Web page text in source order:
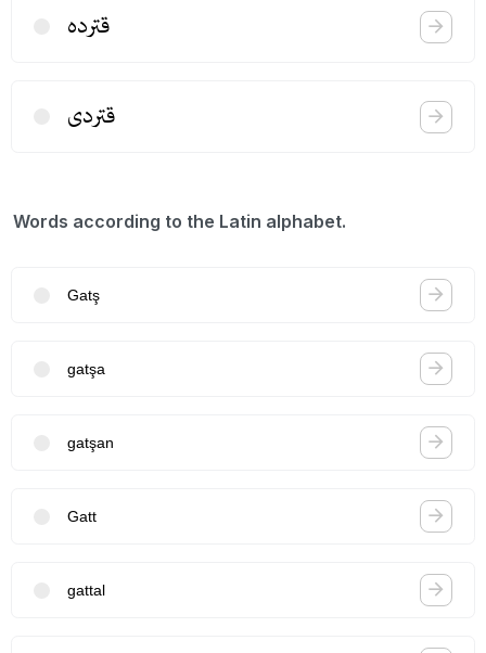
قترده
قتردی
Words according to the Latin alphabet.
Gatş
gatşa
gatşan
Gatt
gattal